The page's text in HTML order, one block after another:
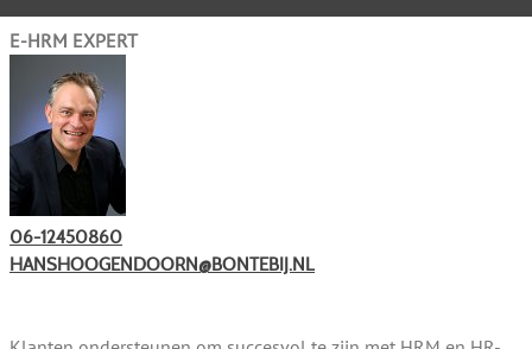
E-HRM EXPERT
06-12450860
HANSHOOGENDOORN@BONTEBIJ.NL